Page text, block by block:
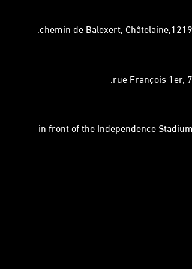
in front of the Independence